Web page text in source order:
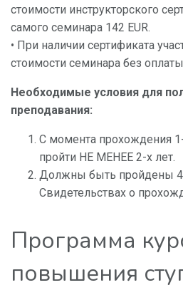
стоимости инструкторского
самого семинара 142 EUR.
• При наличии сертификата
стоимости семинара без
Необходимые условия для
преподавания:
С момента прохождения
пройти НЕ МЕНЕЕ 2-х лет.
Должны быть пройдены 4
Свидетельствах о
Программа
повышения